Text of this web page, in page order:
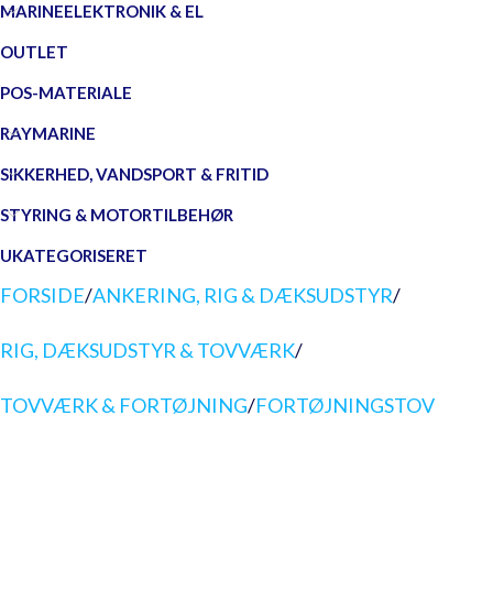
MARINEELEKTRONIK & EL
OUTLET
POS-MATERIALE
RAYMARINE
SIKKERHED, VANDSPORT & FRITID
STYRING & MOTORTILBEHØR
UKATEGORISERET
FORSIDE/ANKERING, RIG & DÆKSUDSTYR/
RIG, DÆKSUDSTYR & TOVVÆRK/
TOVVÆRK & FORTØJNING/FORTØJNINGSTOV